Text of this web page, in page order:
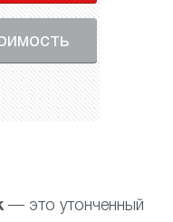
— это утонченный